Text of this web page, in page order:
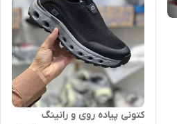
کتونی پیاده روی و رانینگ